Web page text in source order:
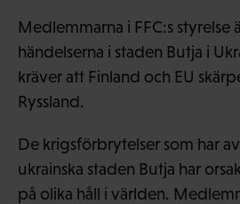
Medlemmarna i FFC:s styrelse
händelserna i staden Butja i
kräver att Finland och EU
Ryssland.
De krigsförbrytelser som har
ukrainska staden Butja har
på olika håll i världen.